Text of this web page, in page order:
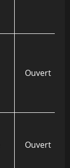
Ouvert
Ouvert